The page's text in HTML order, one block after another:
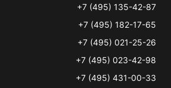
+7 (495) 135-42-87
+7 (495) 182-17-65
+7 (495) 021-25-26
+7 (495) 023-42-98
+7 (495) 431-00-33